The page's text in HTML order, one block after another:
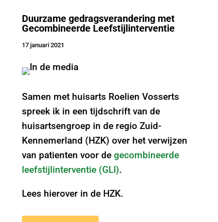
Duurzame gedragsverandering met
Gecombineerde Leefstijlinterventie
17 januari 2021
Samen met huisarts Roelien Vosserts
spreek ik in een tijdschrift van de
huisartsengroep in de regio Zuid-
Kennemerland (HZK) over het verwijzen
van patienten voor de gecombineerde
leefstijlinterventie (GLI).
Lees hierover in de HZK.